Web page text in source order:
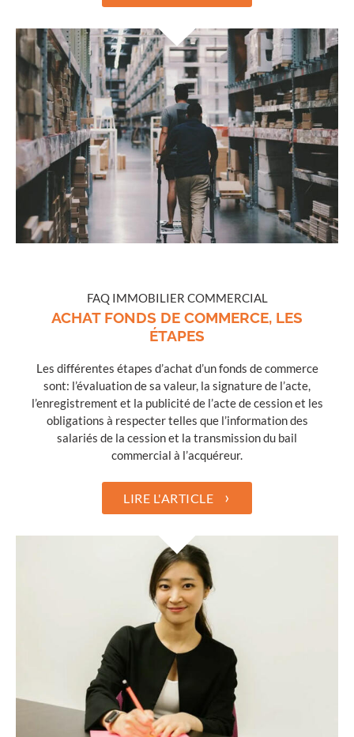
FAQ IMMOBILIER COMMERCIAL
ACHAT FONDS DE COMMERCE, LES
ÉTAPES
Les différentes étapes d’achat d’un fonds de commerce
sont: l’évaluation de sa valeur, la signature de l’acte,
l’enregistrement et la publicité de l’acte de cession et les
obligations à respecter telles que l’information des
salariés de la cession et la transmission du bail
commercial à l’acquéreur.
LIRE L'ARTICLE ›